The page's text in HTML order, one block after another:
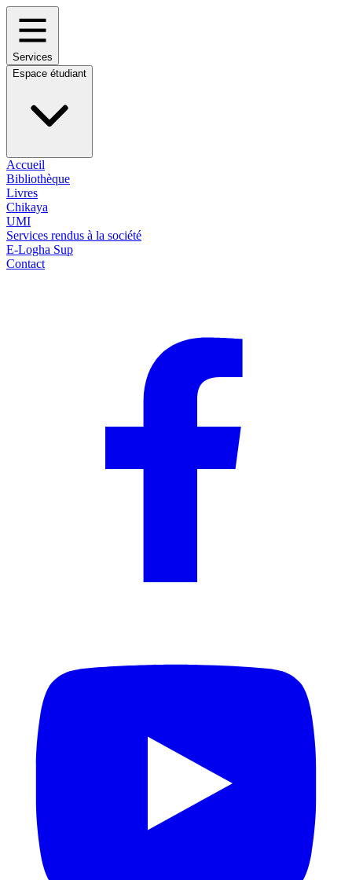
Services
Espace étudiant
Accueil
Bibliothèque
Livres
Chikaya
UMI
Services rendus à la société
E-Logha Sup
Contact